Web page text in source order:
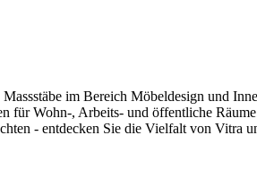
im Bereich Möbeldesign und
für Wohn-, Arbeits- und öffentliche
- entdecken Sie die Vielfalt von